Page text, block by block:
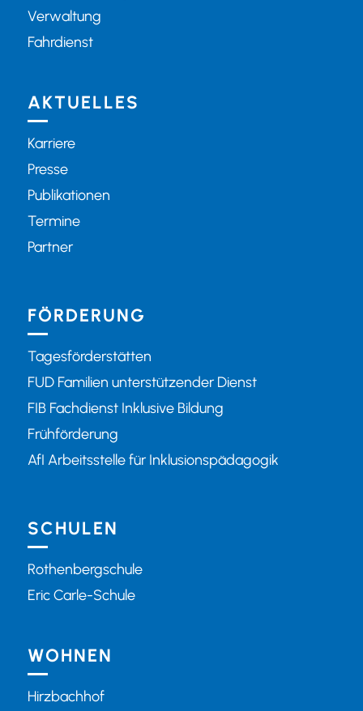
Verwaltung
Fahrdienst
AKTUELLES
Karriere
Presse
Publikationen
Termine
Partner
FÖRDERUNG
Tagesförderstätten
FUD Familien unterstützender Dienst
FIB Fachdienst Inklusive Bildung
Frühförderung
AfI Arbeitsstelle für Inklusionspädagogik
SCHULEN
Rothenbergschule
Eric Carle-Schule
WOHNEN
Hirzbachhof